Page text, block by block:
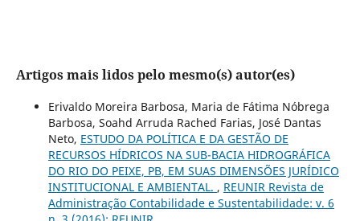
Artigos mais lidos pelo mesmo(s) autor(es)
Erivaldo Moreira Barbosa, Maria de Fátima Nóbrega
Barbosa, Soahd Arruda Rached Farias, José Dantas
Neto, ESTUDO DA POLÍTICA E DA GESTÃO DE
RECURSOS HÍDRICOS NA SUB-BACIA HIDROGRÁFICA
DO RIO DO PEIXE, PB, EM SUAS DIMENSÕES JURÍDICO
INSTITUCIONAL E AMBIENTAL. , REUNIR Revista de
Administração Contabilidade e Sustentabilidade: v. 6